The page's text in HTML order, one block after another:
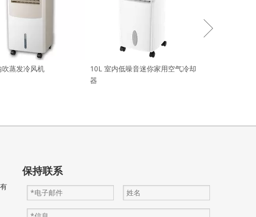
吹蒸发冷风机
10L 室内低噪音迷你家用空气冷却
器
保持联系